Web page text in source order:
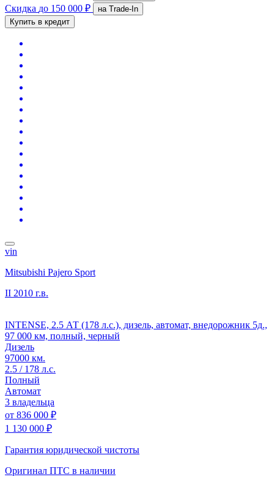
Скидка до 150 000 ₽
на Trade-In
Купить в кредит
vin
Mitsubishi Pajero Sport
II 2010 г.в.
INTENSE, 2.5 АТ (178 л.с.), дизель, автомат, внедорожник 5д.,
97 000 км, полный, черный
Дизель
97000 км.
2.5 / 178 л.с.
Полный
Автомат
3 владельца
от 836 000 ₽
1 130 000 ₽
Гарантия юридической чистоты
Оригинал ПТС в наличии